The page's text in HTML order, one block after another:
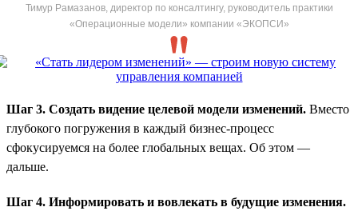
Тимур Рамазанов, директор по консалтингу, руководитель практики
«Операционные модели» компании «ЭКОПСИ»
Шаг 3. Создать видение целевой модели изменений. Вместо
глубокого погружения в каждый бизнес-процесс
сфокусируемся на более глобальных вещах. Об этом —
дальше.
Шаг 4. Информировать и вовлекать в будущие изменения.